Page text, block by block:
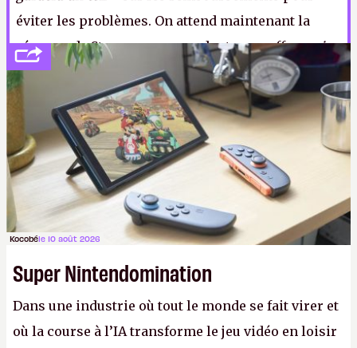
éviter les problèmes. On attend maintenant la
réponse de Steam, avec sans doute une offre «si
vous vous faites rembourser dans l'année, un panier
garni et un Steam Controller offerts
».LFS
Kocobéle 10 août 2026
Super Nintendomination
Dans une industrie où tout le monde se fait virer et
où la course à l’IA transforme le jeu vidéo en loisir